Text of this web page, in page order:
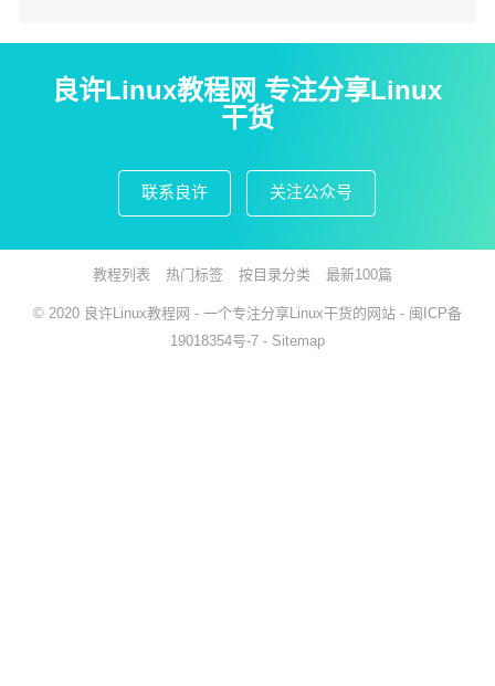
良许Linux教程网 专注分享Linux
干货
联系良许 关注公众号
教程列表 热门标签 按目录分类 最新100篇
© 2020 良许Linux教程网 - 一个专注分享Linux干货的网站 - 闽ICP备
19018354号-7 - Sitemap